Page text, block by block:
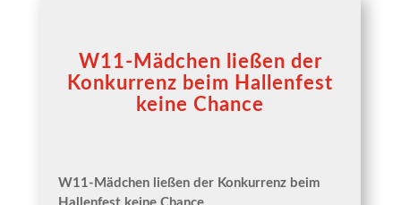
W11-Mädchen ließen der
Konkurrenz beim Hallenfest
keine Chance
W11-Mäd­chen lie­ßen der Kon­kur­renz beim